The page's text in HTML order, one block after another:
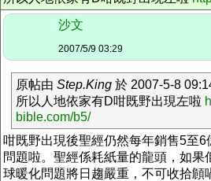
沙文
2007/5/9 03:29
原帖由 Step.King 於 2007-5-8
所以人地依家有D咁既野出現左啦
bible.com/b5/
咁既野出現後聖經仍然每年銷售5至6
問題啦。聖經係耗紙量的龍頭，如果
球暖化問題將日趨嚴重，不可收拾頠